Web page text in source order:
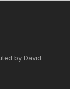
by David